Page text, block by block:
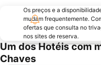
Os preços e a
mudam frequentemente.
ofertas que consulta no
nos sites de reserva.
Um dos Hotéis com
Chaves